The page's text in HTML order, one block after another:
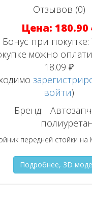
Отзывов (0)
Цена: 180.90
Бонус при покупке:
можно
18.09 ₽
войти)
Бренд:
передней стойки
Подробнее, 3D